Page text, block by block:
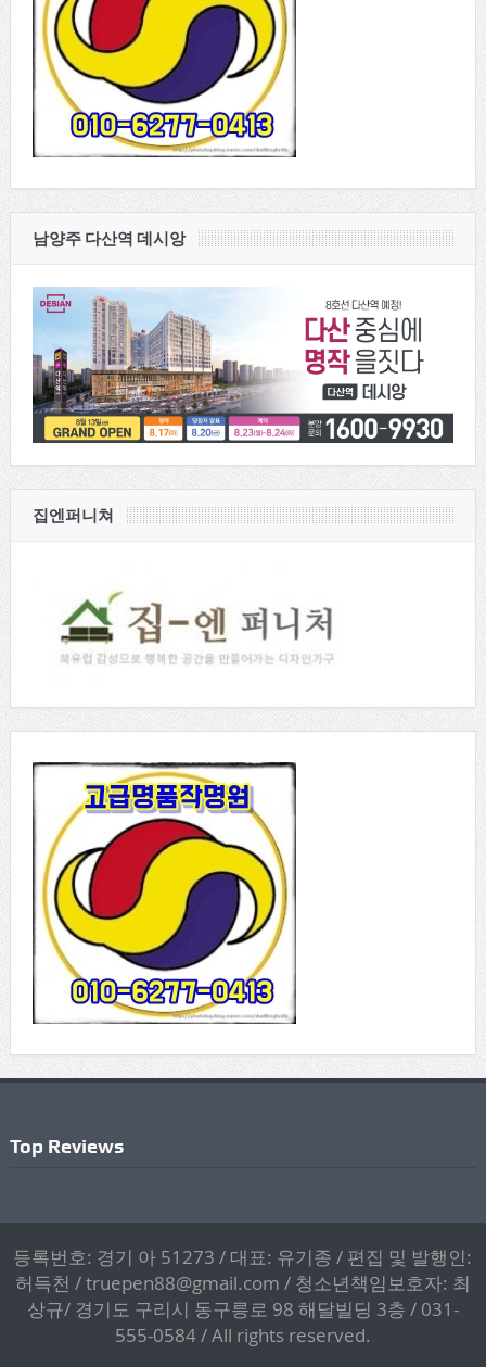
남양주 다산역 데시앙
집엔퍼니쳐
Top Reviews
등록번호: 경기 아 51273 / 대표: 유기종 / 편집 및 발행인:
허득천 / truepen88@gmail.com / 청소년책임보호자: 최
상규/ 경기도 구리시 동구릉로 98 해달빌딩 3층 / 031-
555-0584 / All rights reserved.